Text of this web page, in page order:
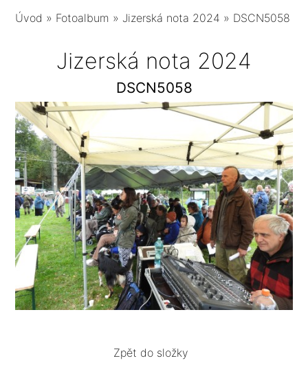
Úvod » Fotoalbum » Jizerská nota 2024 » DSCN5058
Jizerská nota 2024
DSCN5058
Zpět do složky